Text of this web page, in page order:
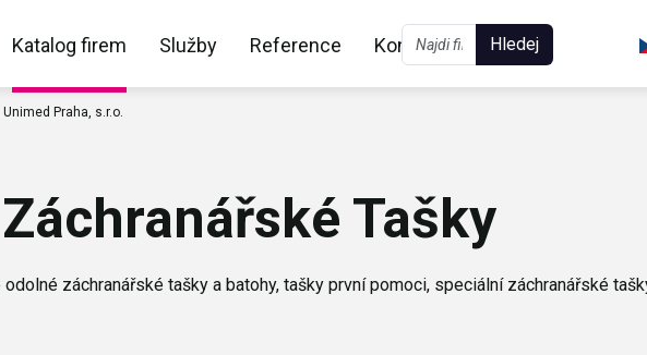
Katalog firem Služby Reference Kontakt Hledej
Unimed Praha, s.r.o.
Záchranářské Tašky
záchranářské tašky a batohy, tašky první pomoci, speciální záchranářské